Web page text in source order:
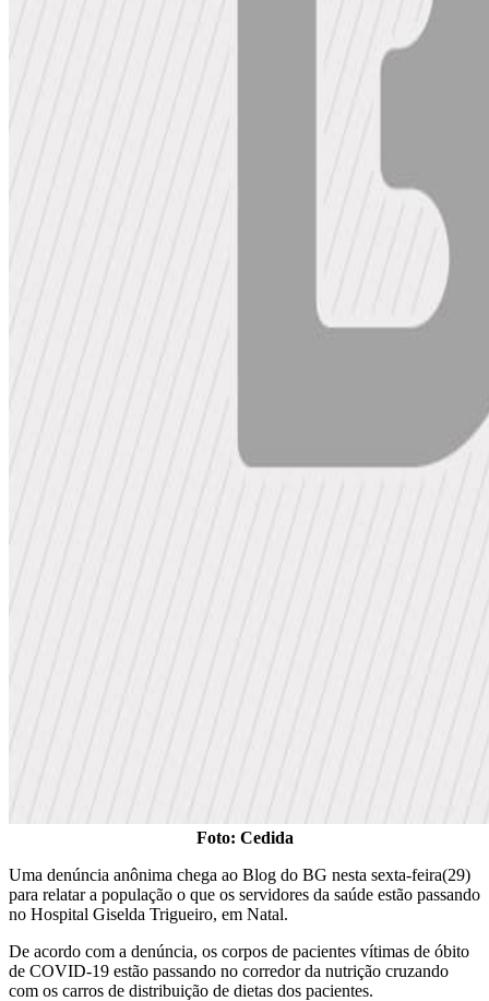
Foto: Cedida
Uma denúncia anônima chega ao Blog do BG nesta sexta-feira(29)
para relatar a população o que os servidores da saúde estão passando
no Hospital Giselda Trigueiro, em Natal.
De acordo com a denúncia, os corpos de pacientes vítimas de óbito
de COVID-19 estão passando no corredor da nutrição cruzando
com os carros de distribuição de dietas dos pacientes.